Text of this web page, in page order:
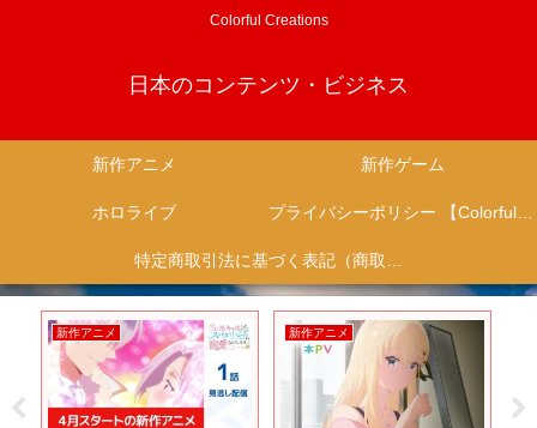
Colorful Creations
日本のコンテンツ・ビジネス
新作アニメ 新作ゲーム
ホロライブ プライバシーポリシー 【Colorful Creation】
特定商取引法に基づく表記（商取引に関する開示）
新作アニメ 新作アニメ